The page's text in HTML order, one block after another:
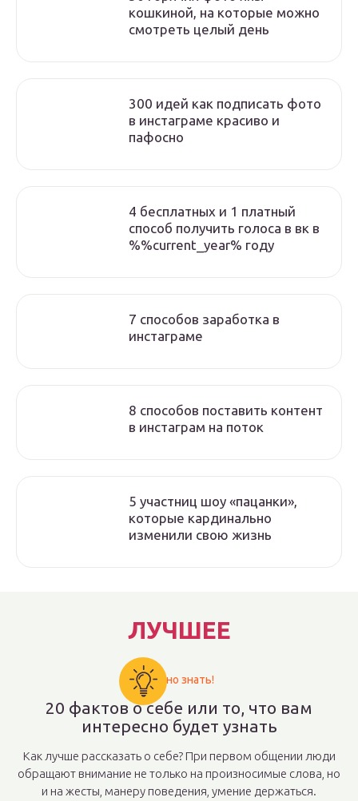
кошкиной, на которые можно
смотреть целый день
300 идей как подписать фото
в инстаграме красиво и
пафосно
4 бесплатных и 1 платный
способ получить голоса в вк в
%%current_year% году
7 способов заработка в
инстаграме
8 способов поставить контент
в инстаграм на поток
5 участниц шоу «пацанки»,
которые кардинально
изменили свою жизнь
ЛУЧШЕЕ
Важно знать!
20 фактов о себе или то, что вам
интересно будет узнать
Как лучше рассказать о себе? При первом общении люди
обращают внимание не только на произносимые слова, но
и на жесты, манеру поведения, умение держаться.